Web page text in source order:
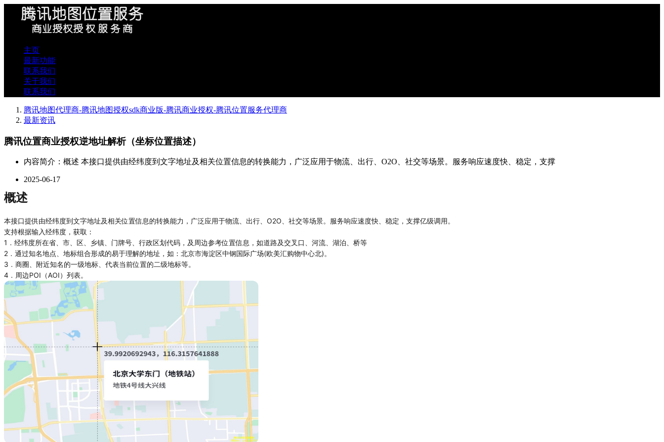
主页
最新功能
联系我们
关于我们
联系我们
腾讯地图代理商-腾讯地图授权sdk商业版-腾讯商业授权-腾讯位置服务代理商
最新资讯
腾讯位置商业授权逆地址解析（坐标位置描述）
内容简介：概述 本接口提供由经纬度到文字地址及相关位置信息的转换能力，广泛应用于物流、出行、O2O、社交等场景。服务响应速度快、稳定，支撑
2025-06-17
概述
本接口提供由经纬度到文字地址及相关位置信息的转换能力，广泛应用于物流、出行、O2O、社交等场景。服务响应速度快、稳定，支撑亿级调用。
支持根据输入经纬度，获取：
1 . 经纬度所在省、市、区、乡镇、门牌号、行政区划代码，及周边参考位置信息，如道路及交叉口、河流、湖泊、桥等
2 . 通过知名地点、地标组合形成的易于理解的地址，如：北京市海淀区中钢国际广场(欧美汇购物中心北)。
3 . 商圈、附近知名的一级地标、代表当前位置的二级地标等。
4 . 周边POI（AOI）列表。